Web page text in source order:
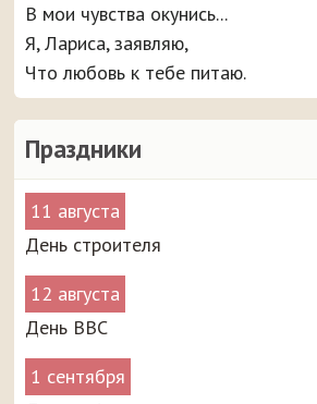
Праздники
11 августа
День строителя
12 августа
День ВВС
1 сентября
В мои чувства окунись...
Я, Лариса, заявляю,
Что любовь к тебе питаю.